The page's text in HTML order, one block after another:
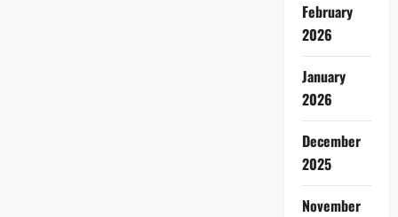
February
2026
January
2026
December
2025
November